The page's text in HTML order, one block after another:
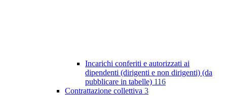
Incarichi conferiti e autorizzati ai
dipendenti (dirigenti e non dirigenti) (da
pubblicare in tabelle) 116
Contrattazione collettiva 3